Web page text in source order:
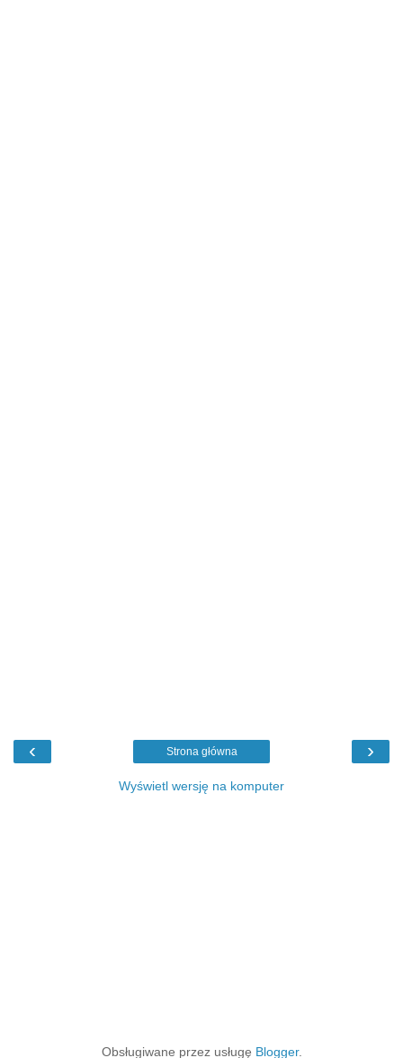
‹ ›
Strona główna
Wyświetl wersję na komputer
Obsługiwane przez usługę Blogger.